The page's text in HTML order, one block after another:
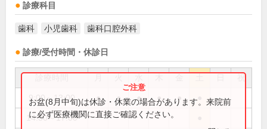
診療科目
歯科 小児歯科 歯科口腔外科
診療/受付時間・休診日
祝
9:00～13:00 ● ● ● ● ●
14:30～17:00
お盆(8月中旬)は休診・休業の場合があります。来院前
に必ず医療機関に直接ご確認ください。